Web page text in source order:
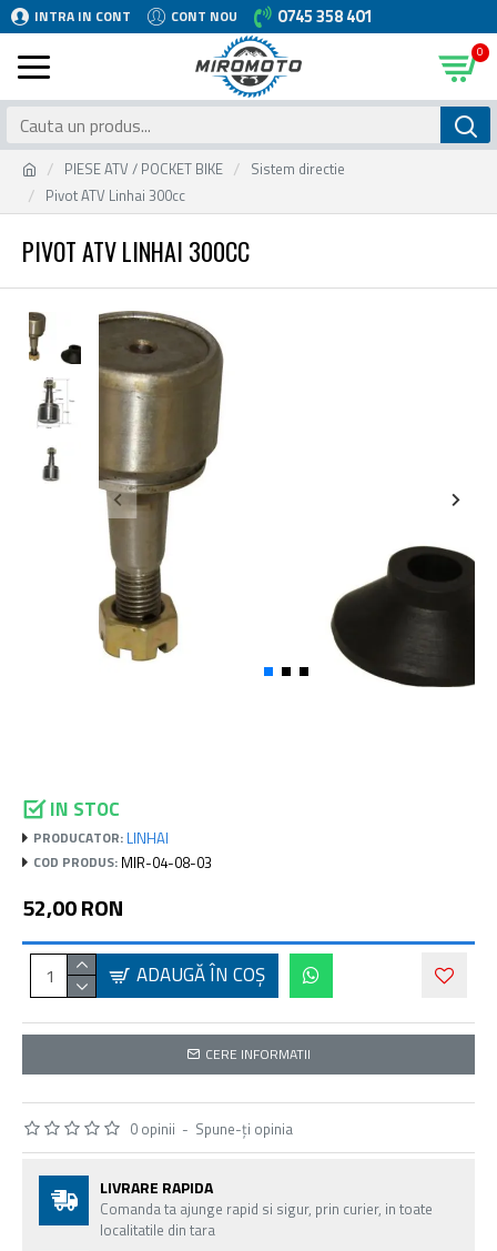
INTRA IN CONT CONT NOU 0745 358 401
0
PIESE ATV / POCKET BIKE
Sistem directie
Pivot ATV Linhai 300cc
PIVOT ATV LINHAI 300CC
IN STOC
PRODUCATOR: LINHAI
COD PRODUS: MIR-04-08-03
0 opinii - Spune-ţi opinia
52,00 RON
ADAUGĂ ÎN COŞ
CERE INFORMATII
LIVRARE RAPIDA
Comanda ta ajunge rapid si sigur, prin curier, in toate
localitatile din tara